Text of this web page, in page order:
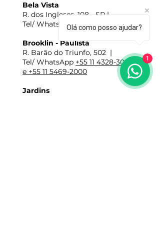
Bela Vista
R. dos Ingleses, 108 - SP |
Tel/ WhatsApp+55 11 3149-4000
Brooklin - Paulista
R. Barão do Triunfo, 502 |
Tel/ WhatsApp +55 11 4328-3001
e +55 11 5469-2000
Jardins
Olá como posso ajudar?
1